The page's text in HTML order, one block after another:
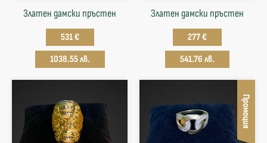
Златен дамски пръстен
531 €
1038.55 лв.
Златен дамски пръстен
277 €
541.76 лв.
Промоция